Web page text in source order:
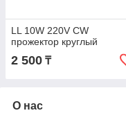
LL 10W 220V CW
прожектор круглый
2 500 ₸
О нас